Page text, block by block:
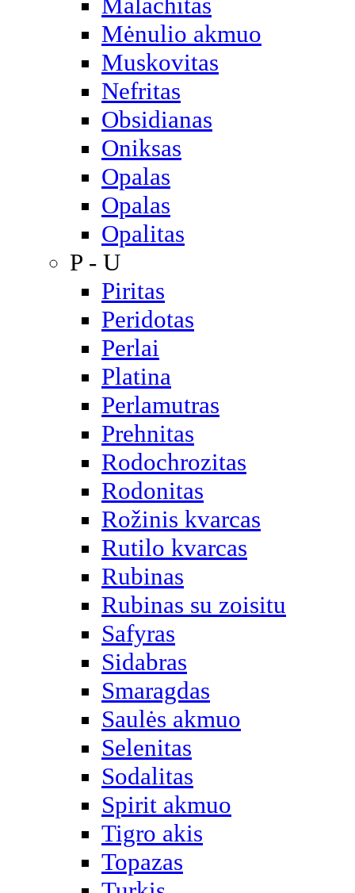
Mėnulio akmuo
Muskovitas
Nefritas
Obsidianas
Oniksas
Opalas
Opalas
Opalitas
P - U
Piritas
Peridotas
Perlai
Platina
Perlamutras
Prehnitas
Rodochrozitas
Rodonitas
Rožinis kvarcas
Rutilo kvarcas
Rubinas
Rubinas su zoisitu
Safyras
Sidabras
Smaragdas
Saulės akmuo
Selenitas
Sodalitas
Spirit akmuo
Tigro akis
Topazas